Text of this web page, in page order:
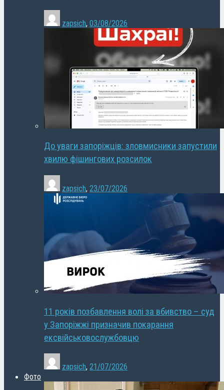
zapsich, 03/08/2026
До уваги запоріжців: зловмисники запустили
хвилю фішингових розсилок
zapsich, 23/07/2026
11 років позбавлення волі за вбивство – суд
у Запоріжжі призначив покарання
ексвійськовослужбовцю
zapsich, 21/07/2026
Фото